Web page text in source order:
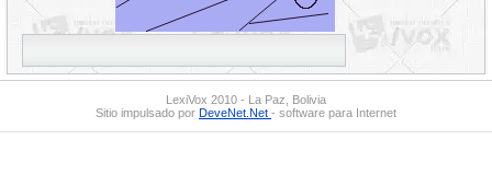
LexiVox 2010 - La Paz, Bolivia
Sitio impulsado por DeveNet.Net - software para Internet